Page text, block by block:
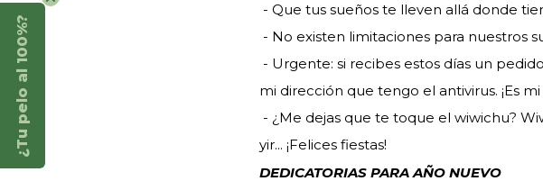
- Que tus sueños te lleven allá donde
- No existen limitaciones para nuestros
- Urgente: si recibes estos días un
mi dirección que tengo el antivirus. ¡Es
- ¿Me dejas que te toque el wiwichu?
yir... ¡Felices fiestas!
DEDICATORIAS PARA AÑO NUEVO
¿Tu pelo al 100%?